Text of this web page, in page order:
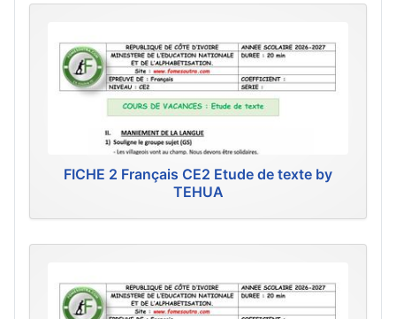
FICHE 2 Français CE2 Etude de texte by
TEHUA